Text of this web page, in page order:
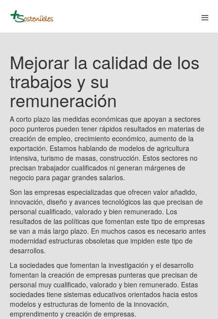
content
Mejorar la calidad de los
trabajos y su
remuneración
A corto plazo las medidas económicas que apoyan a sectores
poco punteros pueden tener rápidos resultados en materias de
creación de empleo, crecimiento económico, aumento de la
exportación. Estamos hablando de modelos de agricultura
intensiva, turismo de masas, construcción. Estos sectores no
precisan trabajador cualificados ni generan márgenes de
negocio para pagar grandes salarios.
Son las empresas especializadas que ofrecen valor añadido,
innovación, diseño y avances tecnológicos las que precisan de
personal cualificado, valorado y bien remunerado. Los
resultados de las políticas que fomentan este tipo de empresas
se van a más largo plazo. En muchos casos es necesario antes
modernidad estructuras obsoletas que impiden este tipo de
desarrollos.
La sociedades que fomentan la investigación y el desarrollo
fomentan la creación de empresas punteras que precisan de
personal muy cualificado, valorado y bien remunerado. Estas
sociedades tiene sistemas educativos orientados hacia estos
modelos y estructuras de fomento de la innovación,
emprendimento y creación de empresas.